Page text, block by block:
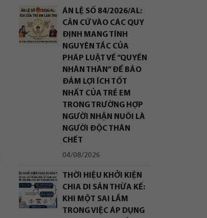
ÁN LỆ SỐ 84/2026/AL:
CĂN CỨ VÀO CÁC QUY
ĐỊNH MANG TÍNH
NGUYÊN TẮC CỦA
PHÁP LUẬT VỀ “QUYỀN
NHÂN THÂN” ĐỂ BẢO
ĐẢM LỢI ÍCH TỐT
NHẤT CỦA TRẺ EM
TRONG TRƯỜNG HỢP
NGƯỜI NHẬN NUÔI LÀ
NGƯỜI ĐỘC THÂN
CHẾT
04/08/2026
THỜI HIỆU KHỞI KIỆN
CHIA DI SẢN THỪA KẾ:
KHI MỘT SAI LẦM
TRONG VIỆC ÁP DỤNG